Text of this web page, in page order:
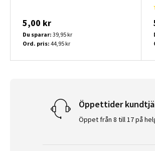
5,00 kr
Du sparar: 39,95 kr
Ord. pris: 44,95 kr
Öppettider
Öppet från 8 till 17 på